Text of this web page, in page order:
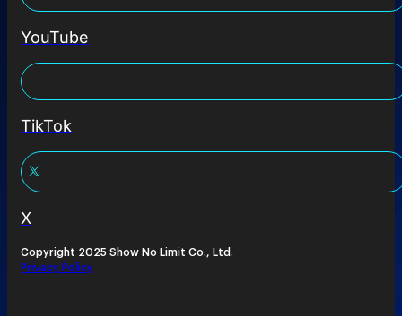
YouTube
TikTok
X
Copyright 2025 Show No Limit Co., Ltd.
Privacy Policy